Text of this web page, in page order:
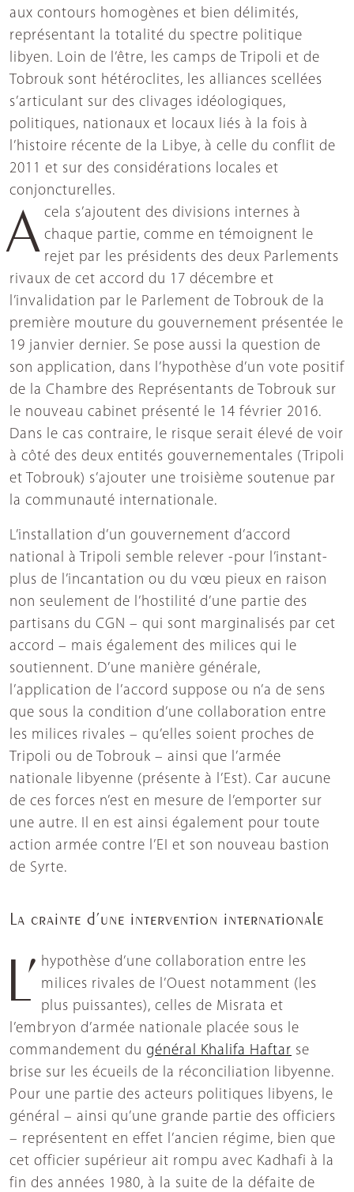
aux contours homogènes et bien délimités,
représentant la totalité du spectre politique
libyen. Loin de l’être, les camps de Tripoli et de
Tobrouk sont hétéroclites, les alliances scellées
s’articulant sur des clivages idéologiques,
politiques, nationaux et locaux liés à la fois à
l’histoire récente de la Libye, à celle du conflit de
2011 et sur des considérations locales et
conjoncturelles.
A cela s’ajoutent des divisions internes à
chaque partie, comme en témoignent le
rejet par les présidents des deux Parlements
rivaux de cet accord du 17 décembre et
l’invalidation par le Parlement de Tobrouk de la
première mouture du gouvernement présentée le
19 janvier dernier. Se pose aussi la question de
son application, dans l’hypothèse d’un vote positif
de la Chambre des Représentants de Tobrouk sur
le nouveau cabinet présenté le 14 février 2016.
Dans le cas contraire, le risque serait élevé de voir
à côté des deux entités gouvernementales (Tripoli
et Tobrouk) s’ajouter une troisième soutenue par
la communauté internationale.
L’installation d’un gouvernement d’accord
national à Tripoli semble relever -pour l’instant-
plus de l’incantation ou du vœu pieux en raison
non seulement de l’hostilité d’une partie des
partisans du CGN – qui sont marginalisés par cet
accord – mais également des milices qui le
soutiennent. D’une manière générale,
l’application de l’accord suppose ou n’a de sens
que sous la condition d’une collaboration entre
les milices rivales – qu’elles soient proches de
Tripoli ou de Tobrouk – ainsi que l’armée
nationale libyenne (présente à l’Est). Car aucune
de ces forces n’est en mesure de l’emporter sur
une autre. Il en est ainsi également pour toute
action armée contre l’EI et son nouveau bastion
de Syrte.
La crainte d’une intervention internationale
L’hypothèse d’une collaboration entre les milices rivales de l’Ouest notamment (les
plus puissantes), celles de Misrata et
l’embryon d’armée nationale placée sous le
commandement du général Khalifa Haftar se
brise sur les écueils de la réconciliation libyenne.
Pour une partie des acteurs politiques libyens, le
général – ainsi qu’une grande partie des officiers
– représentent en effet l’ancien régime, bien que
cet officier supérieur ait rompu avec Kadhafi à la
fin des années 1980, à la suite de la défaite de